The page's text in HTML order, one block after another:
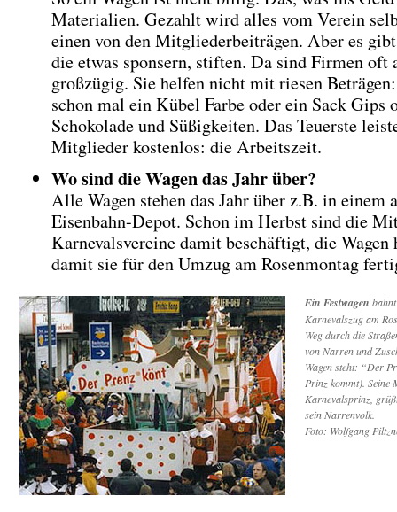
Materialien. Gezahlt wird alles vom Verein
einen von den Mitgliederbeiträgen. Aber es
die etwas sponsern, stiften. Da sind Firmen oft
großzügig. Sie helfen nicht mit riesen
schon mal ein Kübel Farbe oder ein Sack Gips
Schokolade und Süßigkeiten. Das Teuerste
Mitglieder kostenlos: die Arbeitszeit.
Wo sind die Wagen das Jahr über?
Alle Wagen stehen das Jahr über z.B. in einem
Eisenbahn-Depot. Schon im Herbst sind die
Karnevalsvereine damit beschäftigt, die Wagen
damit sie für den Umzug am Rosenmontag
Ein Festwagen
Karnevalszug am
Weg durch die
von Narren und
Wagen steht: “Der
Prinz kommt). Seine
Karnevalsprinz,
sein Narrenvolk.
Foto: Wolfgang